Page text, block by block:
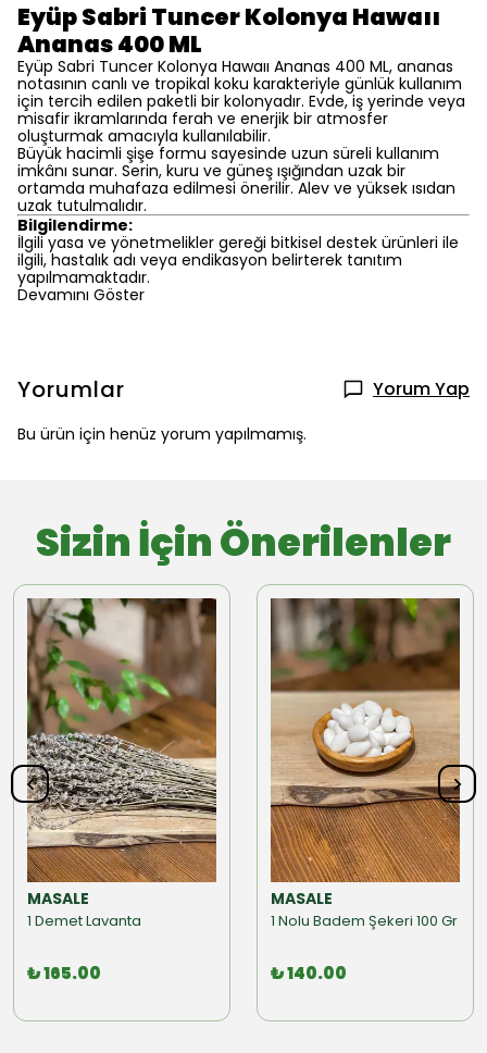
Eyüp Sabri Tuncer Kolonya Hawaıı
Ananas 400 ML
Eyüp Sabri Tuncer Kolonya Hawaıı Ananas 400 ML, ananas
notasının canlı ve tropikal koku karakteriyle günlük kullanım
için tercih edilen paketli bir kolonyadır. Evde, iş yerinde veya
misafir ikramlarında ferah ve enerjik bir atmosfer
oluşturmak amacıyla kullanılabilir.
Büyük hacimli şişe formu sayesinde uzun süreli kullanım
imkânı sunar. Serin, kuru ve güneş ışığından uzak bir
ortamda muhafaza edilmesi önerilir. Alev ve yüksek ısıdan
uzak tutulmalıdır.
Bilgilendirme:
İlgili yasa ve yönetmelikler gereği bitkisel destek ürünleri ile
ilgili, hastalık adı veya endikasyon belirterek tanıtım
yapılmamaktadır.
Devamını Göster
Yorumlar Yorum Yap
Bu ürün için henüz yorum yapılmamış.
Sizin İçin Önerilenler
MASALE
1 Demet Lavanta
₺ 165.00
MASALE
1 Nolu Badem Şekeri 100 Gr
₺ 140.00